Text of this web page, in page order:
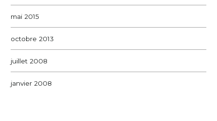
mai 2015
octobre 2013
juillet 2008
janvier 2008